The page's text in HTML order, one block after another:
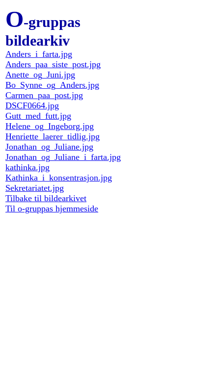
O-gruppas
bildearkiv
Anders_i_farta.jpg
Anders_paa_siste_post.jpg
Anette_og_Juni.jpg
Bo_Synne_og_Anders.jpg
Carmen_paa_post.jpg
DSCF0664.jpg
Gutt_med_futt.jpg
Helene_og_Ingeborg.jpg
Henriette_laerer_tidlig.jpg
Jonathan_og_Juliane.jpg
Jonathan_og_Juliane_i_farta.jpg
kathinka.jpg
Kathinka_i_konsentrasjon.jpg
Sekretariatet.jpg
Tilbake til bildearkivet
Til o-gruppas hjemmeside